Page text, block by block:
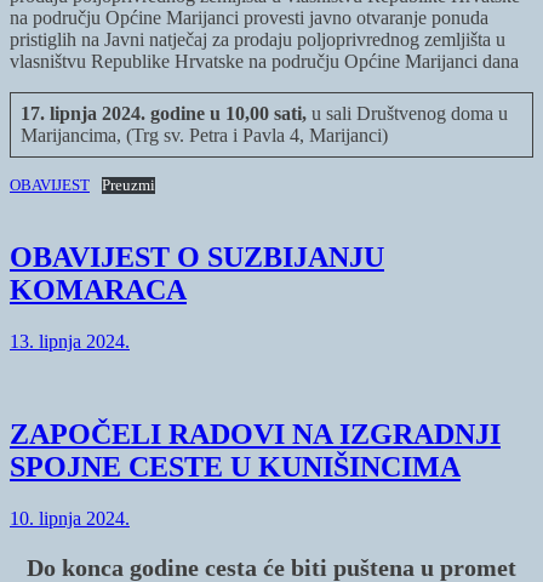
na području Općine Marijanci provesti javno otvaranje ponuda
pristiglih na Javni natječaj za prodaju poljoprivrednog zemljišta u
vlasništvu Republike Hrvatske na području Općine Marijanci dana
17. lipnja 2024. godine u 10,00 sati, u sali Društvenog doma u
Marijancima, (Trg sv. Petra i Pavla 4, Marijanci)
OBAVIJEST Preuzmi
OBAVIJEST O SUZBIJANJU
KOMARACA
13. lipnja 2024.
ZAPOČELI RADOVI NA IZGRADNJI
SPOJNE CESTE U KUNIŠINCIMA
10. lipnja 2024.
Do konca godine cesta će biti puštena u promet